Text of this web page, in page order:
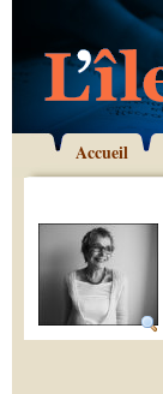
Accueil